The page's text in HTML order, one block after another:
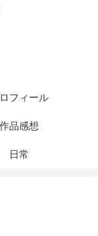
フィール
作品感想
日常